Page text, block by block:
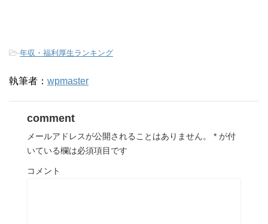
-年収・福利厚生ランキング
執筆者： wpmaster
comment
メールアドレスが公開されることはありません。 * が付
いている欄は必須項目です
コメント